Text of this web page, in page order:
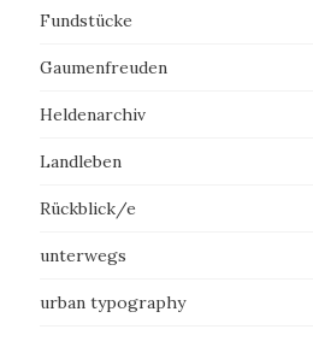
Fundstücke
Gaumenfreuden
Heldenarchiv
Landleben
Rückblick/e
unterwegs
urban typography